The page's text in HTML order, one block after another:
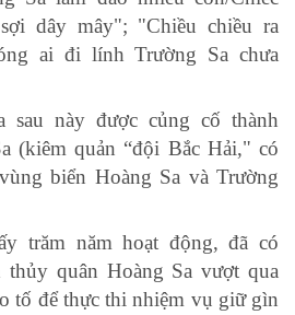
dây mây"; "Chiều chiều ra
ai đi lính Trường Sa chưa
sau này được củng cố thành
(kiêm quản “đội Bắc Hải," có
biển Hoàng Sa và Trường
trăm năm hoạt động, đã có
quân Hoàng Sa vượt qua
tố để thực thi nhiệm vụ giữ gìn